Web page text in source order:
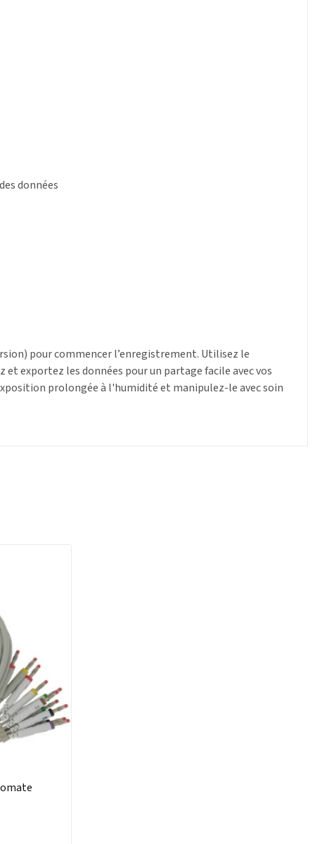
données
pour commencer l’enregistrement. Utilisez le
exportez les données pour un partage facile avec vos
prolongée à l'humidité et manipulez-le avec soin